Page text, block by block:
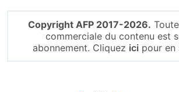
Copyright AFP 2017-2026.
commerciale du contenu est
abonnement. Cliquez ici pour en